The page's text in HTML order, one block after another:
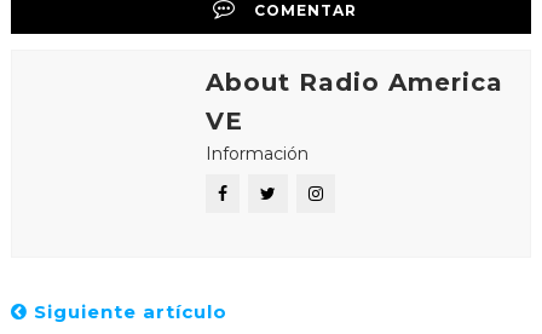
COMENTAR
About Radio America
VE
Información
Siguiente artículo